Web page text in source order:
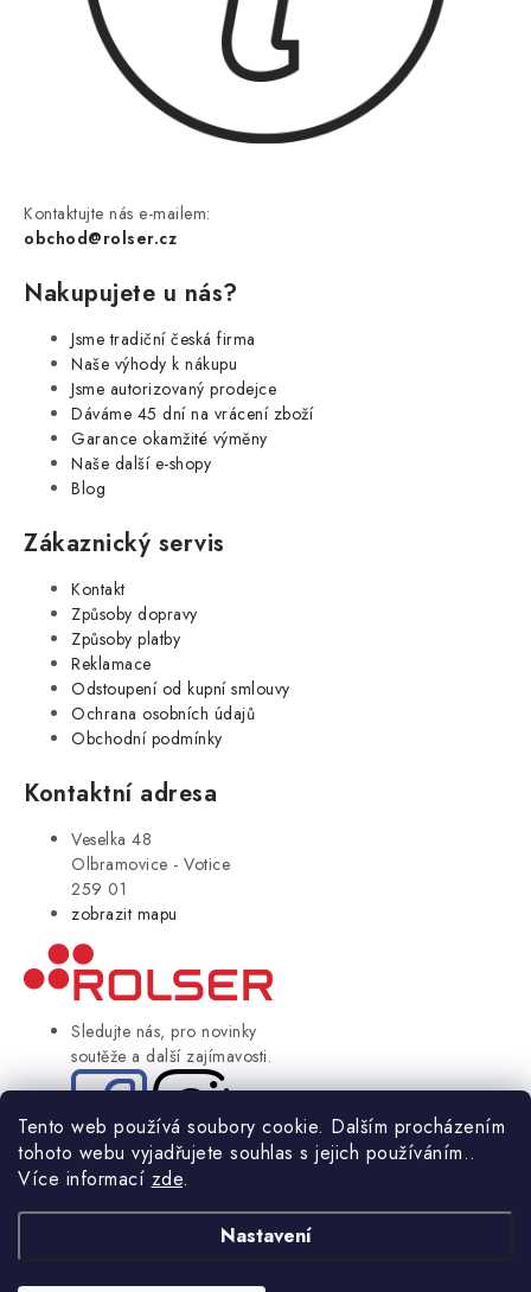
Tento web používá soubory cookie. Dalším procházením
tohoto webu vyjadřujete souhlas s jejich používáním..
Více informací zde.
Nastavení
Kontaktujte nás e-mailem:
obchod@rolser.cz
Nakupujete u nás?
Jsme tradiční česká firma
Naše výhody k nákupu
Jsme autorizovaný prodejce
Dáváme 45 dní na vrácení zboží
Garance okamžité výměny
Naše další e-shopy
Blog
Zákaznický servis
Kontakt
Způsoby dopravy
Způsoby platby
Reklamace
Odstoupení od kupní smlouvy
Ochrana osobních údajů
Obchodní podmínky
Kontaktní adresa
Veselka 48
Olbramovice - Votice
259 01
zobrazit mapu
Sledujte nás, pro novinky
soutěže a další zajímavosti.
© Copyright 2004-2024 Rolser.cz | webdesign
ČESKÁ REPUBLIKA